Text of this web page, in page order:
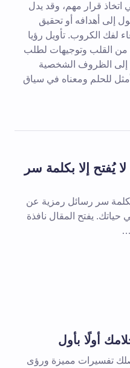
اتخاذ قرار مهم، وقد يدل
إلى أهدافه أو تحقيق
لفك الكروب. تأويل رؤيا
من القلب وتوجيهات لطلب
إلى الظروف الشخصية
للحلم ومعناه في سياق
يُفتح إلا بكلمة سر
سر رسائل رمزية عن
حياتك. يفتح المقال نافذة
أولًا بأول
تفسيرات مميزة ورؤى